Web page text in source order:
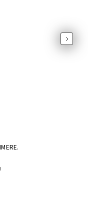
– CASHMERE.
Next